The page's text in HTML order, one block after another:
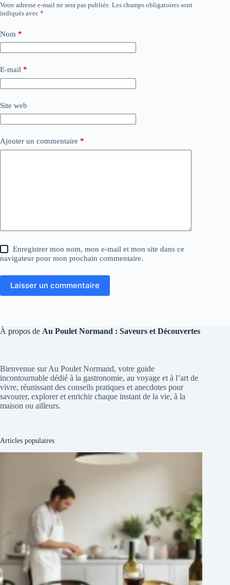
Votre adresse e-mail ne sera pas publiée. Les champs obligatoires sont
indiqués avec *
Nom *
E-mail *
Site web
Ajouter un commentaire *
Enregistrer mon nom, mon e-mail et mon site dans ce
navigateur pour mon prochain commentaire.
Laisser un commentaire
À propos de Au Poulet Normand : Saveurs et Découvertes
Bienvenue sur Au Poulet Normand, votre guide
incontournable dédié à la gastronomie, au voyage et à l’art de
vivre, réunissant des conseils pratiques et anecdotes pour
savourer, explorer et enrichir chaque instant de la vie, à la
maison ou ailleurs.
Articles populaires